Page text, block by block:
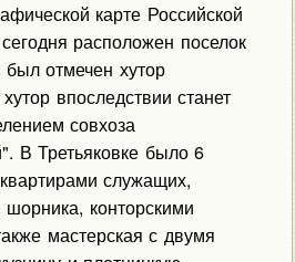
карте Российской
расположен поселок
отмечен хутор
впоследствии станет
совхоза
В Третьяковке было 6
служащих,
конторскими
мастерская с двумя